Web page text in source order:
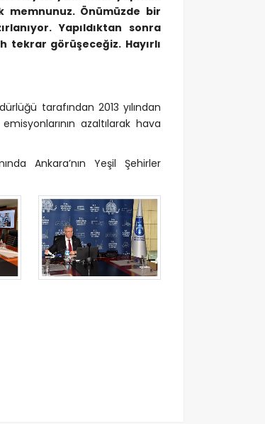
Önümüzde bir
Yapıldıktan sonra
görüşeceğiz. Hayırlı
tarafından 2013 yılından
azaltılarak hava
Ankara’nın Yeşil Şehirler